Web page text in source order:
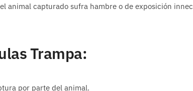
animal capturado sufra hambre o de exposición
Trampa:
por parte del animal.